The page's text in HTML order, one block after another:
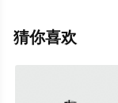
整版电影大全就上
猜你喜欢